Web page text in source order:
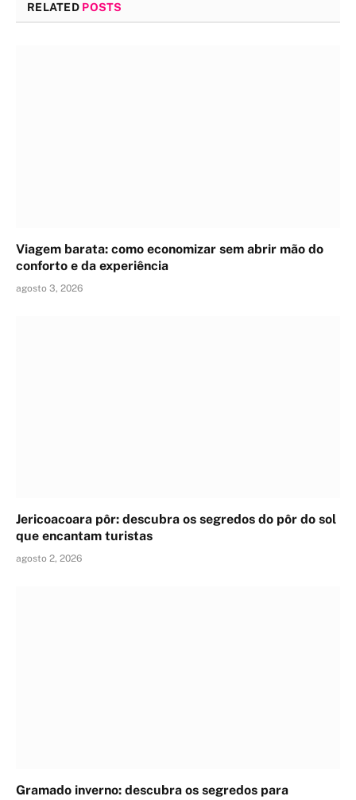
RELATED POSTS
Viagem barata: como economizar sem abrir mão do
conforto e da experiência
agosto 3, 2026
Jericoacoara pôr: descubra os segredos do pôr do sol
que encantam turistas
agosto 2, 2026
Gramado inverno: descubra os segredos para